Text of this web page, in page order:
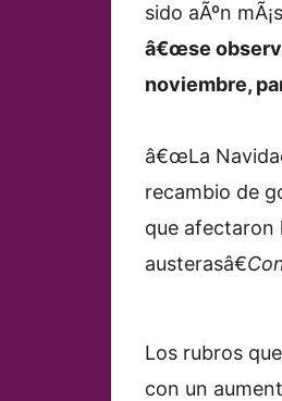
sido aÃºn
â€œse
noviembre,
â€œLa
recambio de
que afectaron
austerasâ€
Los rubros
con un